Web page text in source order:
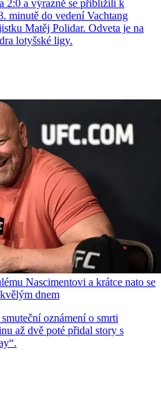
2:0 a výrazně se přiblížili k
minutě do vedení Vachtang
Matěj Polidar. Odveta je na
lotyšské ligy.
Nascimentovi a krátce nato se
dnem
oznámení o smrti
až dvě poté přidal story s